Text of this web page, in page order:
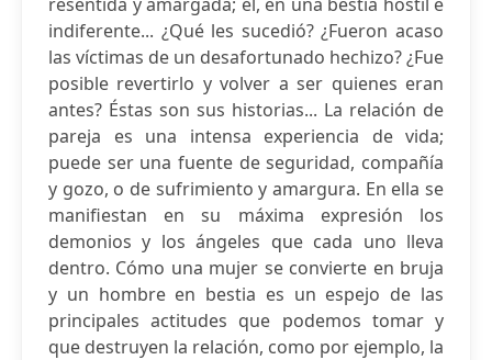
indiferente... ¿Qué les sucedió? ¿Fueron acaso
las víctimas de un desafortunado hechizo? ¿Fue
posible revertirlo y volver a ser quienes eran
antes? Éstas son sus historias... La relación de
pareja es una intensa experiencia de vida;
puede ser una fuente de seguridad, compañía
y gozo, o de sufrimiento y amargura. En ella se
manifiestan en su máxima expresión los
demonios y los ángeles que cada uno lleva
dentro. Cómo una mujer se convierte en bruja
y un hombre en bestia es un espejo de las
principales actitudes que podemos tomar y
que destruyen la relación, como por ejemplo, la